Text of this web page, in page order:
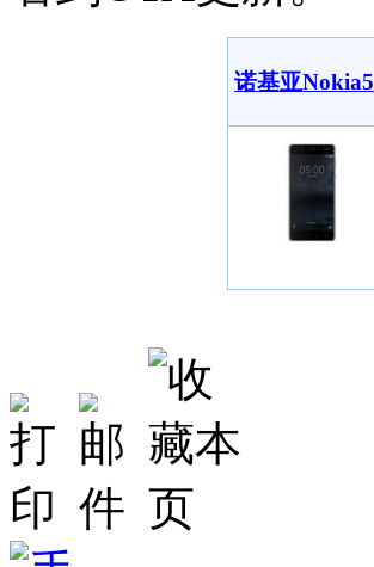
诺基亚Nokia5